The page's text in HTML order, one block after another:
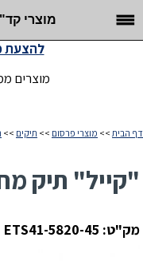
מוצרי
מוצרים
להצעת
דף הבית >> מוצרי פרסום >> תיקים >>
"קייל" תיק מחשב
מק"ט: ETS41-5820-45